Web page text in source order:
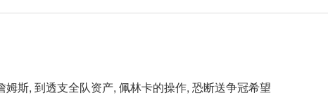
姆斯, 到透支全队资产, 佩林卡的操作, 恐断送争冠希望